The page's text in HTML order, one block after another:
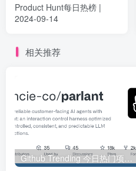
Product Hunt每日热榜 |
2024-09-14
相关推荐
Github Trending 今日热门项目 | 2025-09-06